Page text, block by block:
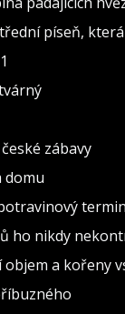
píseň,
zábavy
domu
ho nikdy
a kořeny